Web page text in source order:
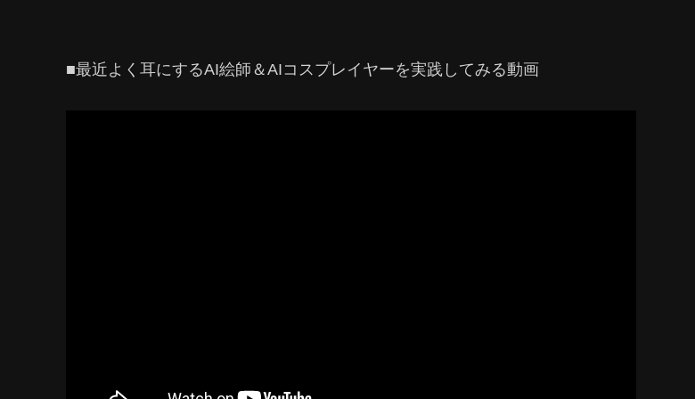
■最近よく耳にするAI絵師＆AIコスプレイヤーを実践してみる動画